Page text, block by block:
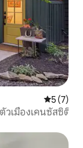
คะแนนเฉ
5 (7)
เมืองเคนซัสซิตี